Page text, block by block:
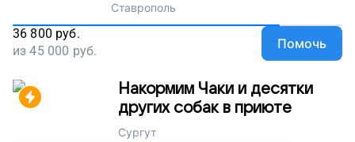
Ставрополь
36 800 руб.
из45 000 руб. Помочь
Накормим Чаки и десятки
других собак в приюте
Сургут